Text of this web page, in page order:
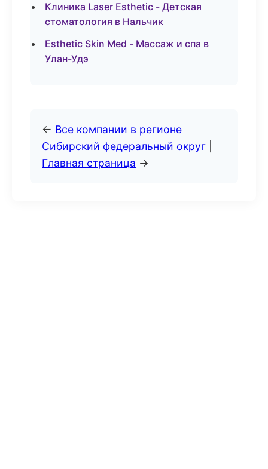
Клиника Laser Esthetic - Детская
стоматология в Нальчик
Esthetic Skin Med - Массаж и спа в
Улан-Удэ
← Все компании в регионе
Сибирский федеральный округ
Главная страница →